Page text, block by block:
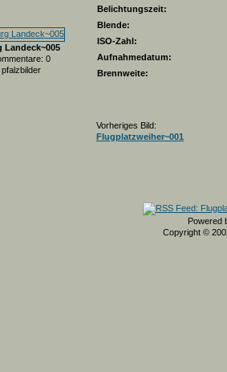
Landeck~005
0
pfalzbilder
Belichtungszeit:
Blende:
ISO-Zahl:
Aufnahmedatum:
Brennweite:
Vorheriges Bild:
Flugplatzweiher~001
Powered
Copyright ©